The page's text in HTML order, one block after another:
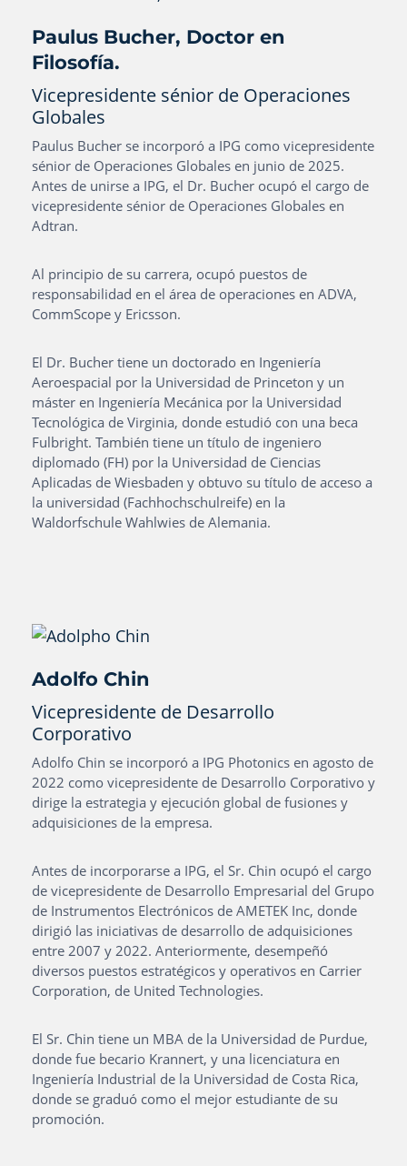
Paulus Bucher, Doctor en
Filosofía.
Vicepresidente sénior de Operaciones
Globales
Paulus Bucher se incorporó a IPG como vicepresidente
sénior de Operaciones Globales en junio de 2025.
Antes de unirse a IPG, el Dr. Bucher ocupó el cargo de
vicepresidente sénior de Operaciones Globales en
Adtran.
Al principio de su carrera, ocupó puestos de
responsabilidad en el área de operaciones en ADVA,
CommScope y Ericsson.
El Dr. Bucher tiene un doctorado en Ingeniería
Aeroespacial por la Universidad de Princeton y un
máster en Ingeniería Mecánica por la Universidad
Tecnológica de Virginia, donde estudió con una beca
Fulbright. También tiene un título de ingeniero
diplomado (FH) por la Universidad de Ciencias
Aplicadas de Wiesbaden y obtuvo su título de acceso a
la universidad (Fachhochschulreife) en la
Waldorfschule Wahlwies de Alemania.
Adolfo Chin
Vicepresidente de Desarrollo
Corporativo
Adolfo Chin se incorporó a IPG Photonics en agosto de
2022 como vicepresidente de Desarrollo Corporativo y
dirige la estrategia y ejecución global de fusiones y
adquisiciones de la empresa.
Antes de incorporarse a IPG, el Sr. Chin ocupó el cargo
de vicepresidente de Desarrollo Empresarial del Grupo
de Instrumentos Electrónicos de AMETEK Inc, donde
dirigió las iniciativas de desarrollo de adquisiciones
entre 2007 y 2022. Anteriormente, desempeñó
diversos puestos estratégicos y operativos en Carrier
Corporation, de United Technologies.
El Sr. Chin tiene un MBA de la Universidad de Purdue,
donde fue becario Krannert, y una licenciatura en
Ingeniería Industrial de la Universidad de Costa Rica,
donde se graduó como el mejor estudiante de su
promoción.